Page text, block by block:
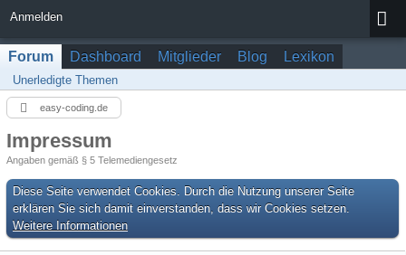
Anmelden
Forum Dashboard Mitglieder Blog Lexikon
Unerledigte Themen
easy-coding.de
Impressum
Angaben gemäß § 5 Telemediengesetz
Diese Seite verwendet Cookies. Durch die Nutzung unserer Seite
erklären Sie sich damit einverstanden, dass wir Cookies setzen.
Weitere Informationen